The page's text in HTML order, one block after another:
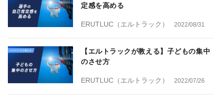
定感を高める
ERUTLUC（エルトラック） 2022/08/31
【エルトラックが教える】子どもの集中
のさせ方
ERUTLUC（エルトラック） 2022/07/26